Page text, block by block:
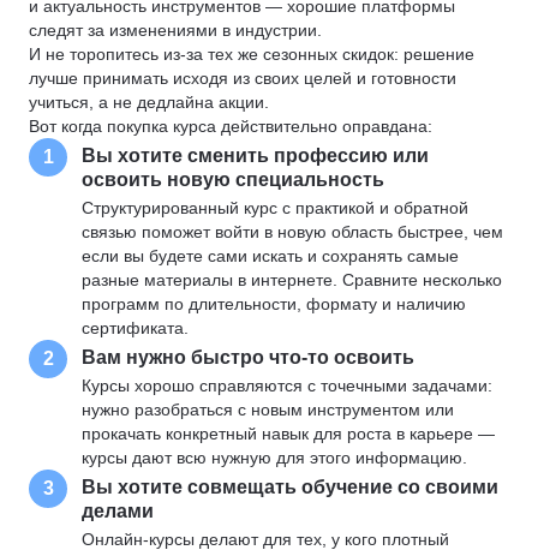
и актуальность инструментов — хорошие платформы
следят за изменениями в индустрии.
И не торопитесь из-за тех же сезонных скидок: решение
лучше принимать исходя из своих целей и готовности
учиться, а не дедлайна акции.
Вот когда покупка курса действительно оправдана:
1
Вы хотите сменить профессию или
освоить новую специальность
Структурированный курс с практикой и обратной
связью поможет войти в новую область быстрее, чем
если вы будете сами искать и сохранять самые
разные материалы в интернете. Сравните несколько
программ по длительности, формату и наличию
сертификата.
2 Вам нужно быстро что-то освоить
Курсы хорошо справляются с точечными задачами:
нужно разобраться с новым инструментом или
прокачать конкретный навык для роста в карьере —
курсы дают всю нужную для этого информацию.
3
Вы хотите совмещать обучение со своими
делами
Онлайн-курсы делают для тех, у кого плотный